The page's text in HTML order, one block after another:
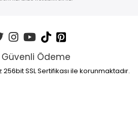
Güvenli Ödeme
SSL Sertifikası ile korunmaktadır.